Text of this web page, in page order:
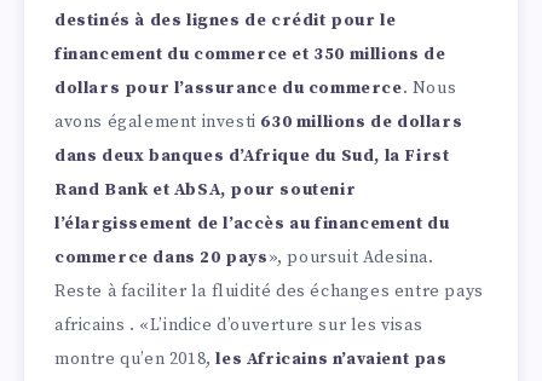
destinés à des lignes de crédit pour le
financement du commerce et 350 millions de
dollars pour l’assurance du commerce. Nous
avons également investi 630 millions de dollars
dans deux banques d’Afrique du Sud, la First
Rand Bank et AbSA, pour soutenir
l’élargissement de l’accès au financement du
commerce dans 20 pays», poursuit Adesina.
Reste à faciliter la fluidité des échanges entre pays
africains . «L’indice d’ouverture sur les visas
montre qu’en 2018,les Africains n’avaient pas